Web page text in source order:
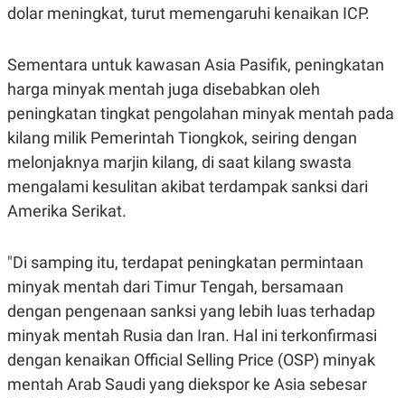
A
D
E
M
E
A
S
E
I
D
L
A
N
G
A
N
C
T
A
K
K
I
N
R
E
M
I
E
N
E
P
A
D
dolar meningkat, turut memengaruhi kenaikan ICP.
Sementara untuk kawasan Asia Pasifik, peningkatan
harga minyak mentah juga disebabkan oleh
peningkatan tingkat pengolahan minyak mentah pada
kilang milik Pemerintah Tiongkok, seiring dengan
melonjaknya marjin kilang, di saat kilang swasta
mengalami kesulitan akibat terdampak sanksi dari
Amerika Serikat.
"Di samping itu, terdapat peningkatan permintaan
minyak mentah dari Timur Tengah, bersamaan
dengan pengenaan sanksi yang lebih luas terhadap
minyak mentah Rusia dan Iran. Hal ini terkonfirmasi
dengan kenaikan Official Selling Price (OSP) minyak
mentah Arab Saudi yang diekspor ke Asia sebesar